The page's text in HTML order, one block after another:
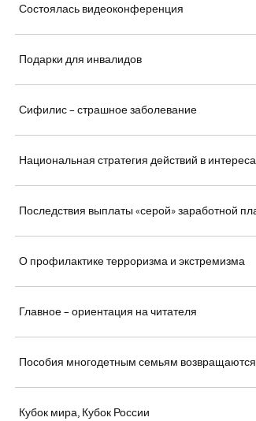
Состоялась видеоконференция
Подарки для инвалидов
Сифилис – страшное заболевание
Национальная стратегия действий в
Последствия выплаты «серой» заработной
О профилактике терроризма и экстремизма
Главное – ориентация на читателя
Пособия многодетным семьям возвращаются
Кубок мира, Кубок России